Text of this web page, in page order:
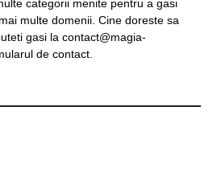
categorii menite pentru a gasi
multe domenii. Cine doreste sa
gasi la contact@magia-
de contact.